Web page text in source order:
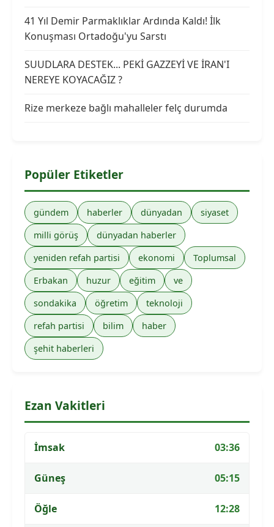
41 Yıl Demir Parmaklıklar Ardında Kaldı! İlk
Konuşması Ortadoğu'yu Sarstı
SUUDLARA DESTEK... PEKİ GAZZEYİ VE İRAN'I
NEREYE KOYACAĞIZ ?
Rize merkeze bağlı mahalleler felç durumda
Popüler Etiketler
gündem haberler dünyadan
siyaset
milli görüş
dünyadan haberler
yeniden refah partisi
ekonomi
Toplumsal
Erbakan
huzur eğitim
ve
sondakika
öğretim
teknoloji
refah partisi
bilim
haber
şehit haberleri
Ezan Vakitleri
İmsak 03:36
Güneş 05:15
Öğle 12:28